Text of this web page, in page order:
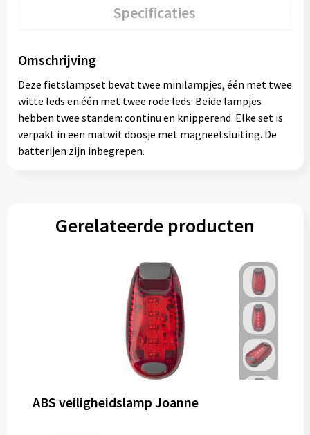
Specificaties
Omschrijving
Deze fietslampset bevat twee minilampjes, één met twee
witte leds en één met twee rode leds. Beide lampjes
hebben twee standen: continu en knipperend. Elke set is
verpakt in een matwit doosje met magneetsluiting. De
batterijen zijn inbegrepen.
Gerelateerde producten
ABS veiligheidslamp Joanne